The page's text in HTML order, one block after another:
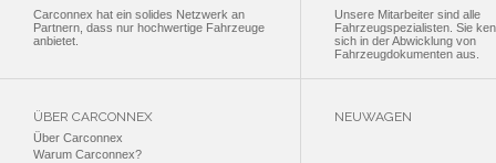
Carconnex hat ein solides Netzwerk an
Partnern, dass nur hochwertige Fahrzeuge
anbietet.
Unsere Mitarbeiter sind alle
Fahrzeugspezialisten. Sie
sich in der Abwicklung von
Fahrzeugdokumenten aus.
ÜBER CARCONNEX
Über Carconnex
Warum Carconnex?
NEUWAGEN